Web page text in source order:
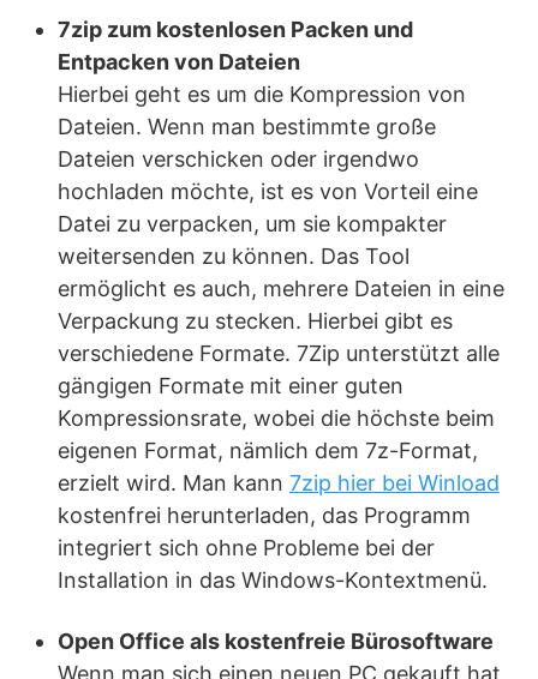
7zip zum kostenlosen Packen und
Entpacken von Dateien
Hierbei geht es um die Kompression von
Dateien. Wenn man bestimmte große
Dateien verschicken oder irgendwo
hochladen möchte, ist es von Vorteil eine
Datei zu verpacken, um sie kompakter
weitersenden zu können. Das Tool
ermöglicht es auch, mehrere Dateien in eine
Verpackung zu stecken. Hierbei gibt es
verschiedene Formate. 7Zip unterstützt alle
gängigen Formate mit einer guten
Kompressionsrate, wobei die höchste beim
eigenen Format, nämlich dem 7z-Format,
erzielt wird. Man kann 7zip hier bei Winload
kostenfrei herunterladen, das Programm
integriert sich ohne Probleme bei der
Installation in das Windows-Kontextmenü.
Open Office als kostenfreie Bürosoftware
Wenn man sich einen neuen PC gekauft hat,